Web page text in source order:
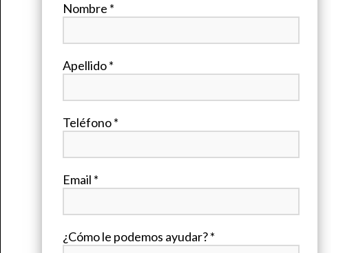
Nombre *
Apellido *
Teléfono *
Email *
¿Cómo le podemos ayudar? *